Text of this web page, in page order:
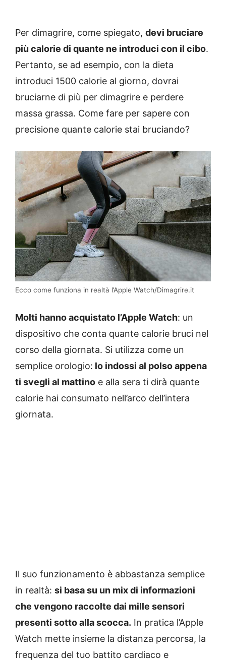
Per dimagrire, come spiegato, devi bruciare
più calorie di quante ne introduci con il cibo.
Pertanto, se ad esempio, con la dieta
introduci 1500 calorie al giorno, dovrai
bruciarne di più per dimagrire e perdere
massa grassa. Come fare per sapere con
precisione quante calorie stai bruciando?
Ecco come funziona in realtà l’Apple Watch/Dimagrire.it
Molti hanno acquistato l’Apple Watch: un
dispositivo che conta quante calorie bruci nel
corso della giornata. Si utilizza come un
semplice orologio: lo indossi al polso appena
ti svegli al mattino e alla sera ti dirà quante
calorie hai consumato nell’arco dell’intera
giornata.
Il suo funzionamento è abbastanza semplice
in realtà: si basa su un mix di informazioni
che vengono raccolte dai mille sensori
presenti sotto alla scocca. In pratica l’Apple
Watch mette insieme la distanza percorsa, la
frequenza del tuo battito cardiaco e